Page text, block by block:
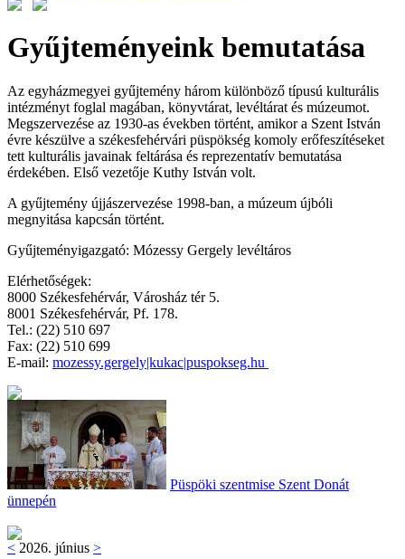
Gyűjteményeink bemutatása
Az egyházmegyei gyűjtemény három különböző típusú kulturális
intézményt foglal magában, könyvtárat, levéltárat és múzeumot.
Megszervezése az 1930-as években történt, amikor a Szent István
évre készülve a székesfehérvári püspökség komoly erőfeszítéseket
tett kulturális javainak feltárása és reprezentatív bemutatása
érdekében. Első vezetője Kuthy István volt.
A gyűjtemény újjászervezése 1998-ban, a múzeum újbóli
megnyitása kapcsán történt.
Gyűjteményigazgató: Mózessy Gergely levéltáros
Elérhetőségek:
8000 Székesfehérvár, Városház tér 5.
8001 Székesfehérvár, Pf. 178.
Tel.: (22) 510 697
Fax: (22) 510 699
E-mail: mozessy.gergely|kukac|puspokseg.hu
Püspöki szentmise Szent Donát
ünnepén
< 2026. június >